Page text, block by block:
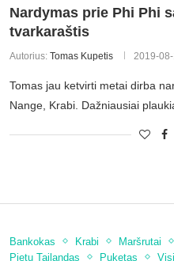
Nardymas prie Phi Phi
tvarkaraštis
Autorius: Tomas Kupetis 2019-08-
Tomas jau ketvirti metai dirba
Nange, Krabi. Dažniausiai
Bankokas Krabi Maršrutai
Pietų Tailandas
Puketas Visi